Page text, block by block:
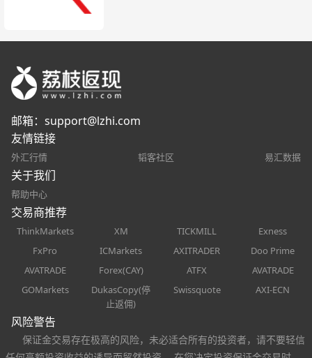
邮箱： support@lzhi.com
友情链接
外汇行情 韬客社区 易汇数据
关于我们
帮助中心
交易商推荐
ThinkMarkets XM TICKMILL
Exness
FxPro
ICMarkets AXITRADER
Doo Prime
AVATRADE
Forex(CAY) ATFX
AVATRADE
GOMarkets
DukasCopy(停
止返佣)
Swissquote AXI-ECN
风险警告
保证金交易存在极高的风险，未必适合所有的投资者，请不要轻信